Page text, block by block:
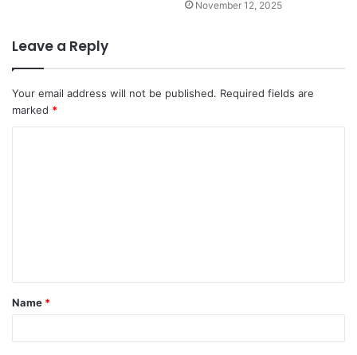
November 12, 2025
Leave a Reply
Your email address will not be published. Required fields are
marked *
t
*
Name *